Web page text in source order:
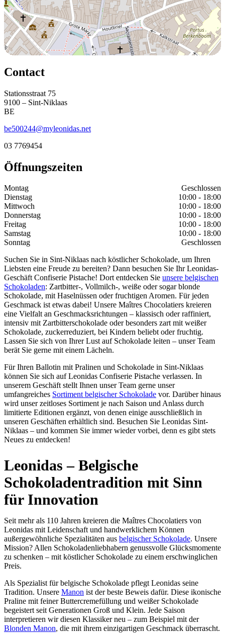
Contact
Stationsstraat 75
9100 – Sint-Niklaas
BE
be500244@myleonidas.net
03 7769454
Öffnungszeiten
Montag
Geschlossen
Dienstag
10:00 - 18:00
Mittwoch
10:00 - 18:00
Donnerstag
10:00 - 18:00
Freitag
10:00 - 18:00
Samstag
10:00 - 18:00
Sonntag
Geschlossen
Suchen Sie in Sint-Niklaas nach köstlicher Schokolade, um Ihren
Liebsten eine Freude zu bereiten? Dann besuchen Sie Ihr Leonidas-
Geschäft Confiserie Pistache! Dort entdecken Sie unsere belgischen
Schokoladen: Zartbitter-, Vollmilch-, weiße oder sogar blonde
Schokolade, mit Haselnüssen oder fruchtigen Aromen. Für jeden
Geschmack ist etwas dabei! Unsere Maîtres Chocolatiers kreieren
eine Vielfalt an Geschmacksrichtungen – klassisch oder raffiniert,
intensiv mit Zartbitterschokolade oder besonders zart mit weißer
Schokolade, zuckerreduziert, bei Kindern beliebt oder fruchtig.
Lassen Sie sich von Ihrer Lust auf Schokolade leiten – unser Team
berät Sie gerne mit einem Lächeln.
Für Ihren Ballotin mit Pralinen und Schokolade in Sint-Niklaas
können Sie sich auf Leonidas Confiserie Pistache verlassen. In
unserem Geschäft stellt Ihnen unser Team gerne unser
umfangreiches Sortiment belgischer Schokolade vor. Darüber hinaus
wird unser zeitloses Sortiment je nach Saison und Anlass durch
limitierte Editionen ergänzt, von denen einige ausschließlich in
unseren Geschäften erhältlich sind. Besuchen Sie Leonidas Sint-
Niklaas – und kommen Sie immer wieder vorbei, denn es gibt stets
Neues zu entdecken!
Leonidas – Belgische
Schokoladentradition mit Sinn
für Innovation
Seit mehr als 110 Jahren kreieren die Maîtres Chocolatiers von
Leonidas mit Leidenschaft und handwerklichem Können
außergewöhnliche Spezialitäten aus belgischer Schokolade. Unsere
Mission? Allen Schokoladenliebhabern genussvolle Glücksmomente
zu schenken – mit köstlicher Schokolade zu einem erschwinglichen
Preis.
Als Spezialist für belgische Schokolade pflegt Leonidas seine
Tradition. Unsere Manon ist der beste Beweis dafür. Diese ikonische
Praline mit feiner Buttercremefüllung und weißer Schokolade
begeistert seit Generationen Groß und Klein. Jede Saison
interpretieren wir diesen Klassiker neu – zum Beispiel mit der
Blonden Manon, die mit ihrem einzigartigen Geschmack überrascht.